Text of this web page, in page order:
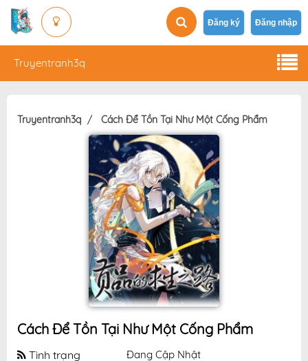
Đăng ký Đăng nhập
Truyentranh3q
Truyentranh3q Cách Để Tồn Tại Như Một Cống Phẩm
Cách Để Tồn Tại Như Một Cống Phẩm
Tình trạng Đang Cập Nhật